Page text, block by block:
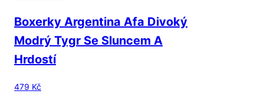
Boxerky Argentina Afa Divoký
Modrý Tygr Se Sluncem A
Hrdostí
479 Kč